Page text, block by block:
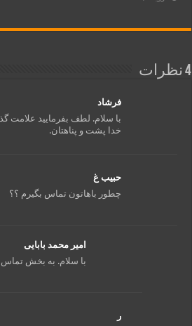
4 نظرات
فرشاد
با سلام. لطف بفرماييد علامت
خدا پشت و پناهتان.
حبیب غ
چطور باهاتون تماس بگیرم ؟؟
امیر محمد بابایی
با سلام. به بخش تماس
ر